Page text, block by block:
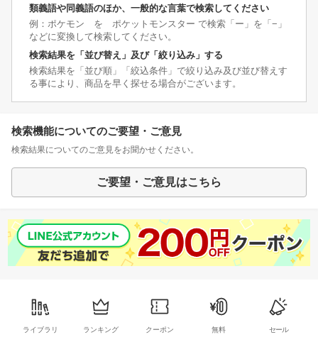
類義語や同義語のほか、一般的な言葉で検索してください
例：ポケモン を ポケットモンスター で検索「ー」を「−」
などに変換して検索してください。
検索結果を「並び替え」及び「絞り込み」する
検索結果を「並び順」「絞込条件」で絞り込み及び並び替えす
る事により、商品を早く探せる場合がございます。
検索機能についてのご要望・ご意見
検索結果についてのご意見をお聞かせください。
ご要望・ご意見はこちら
ライブラリ ランキング クーポン 無料 セール